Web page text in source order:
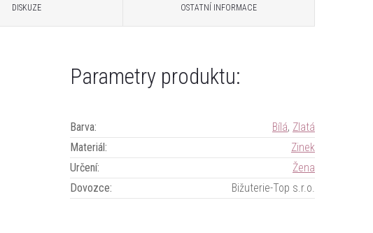
DISKUZE OSTATNÍ INFORMACE
Parametry produktu:
Barva: Bílá, Zlatá
Materiál:
Zinek
Určení:
Žena
Dovozce: Bižuterie-Top s.r.o.